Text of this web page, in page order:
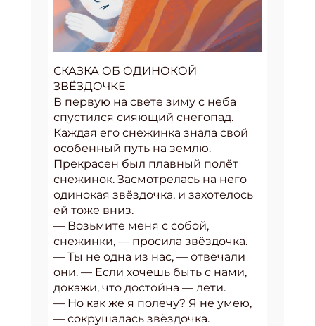
СКАЗКА ОБ ОДИНОКОЙ
ЗВЁЗДОЧКЕ
В первую на свете зиму с неба
спустился сияющий снегопад.
Каждая его снежинка знала свой
особенный путь на землю.
Прекрасен был плавный полёт
снежинок. Засмотрелась на него
одинокая звёздочка, и захотелось
ей тоже вниз.
— Возьмите меня с собой,
снежинки, — просила звёздочка.
— Ты не одна из нас, — отвечали
они. — Если хочешь быть с нами,
докажи, что достойна — лети.
— Но как же я полечу? Я не умею,
— сокрушалась звёздочка.